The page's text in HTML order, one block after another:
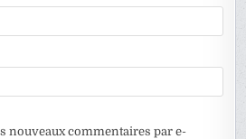
nouveaux commentaires par e-